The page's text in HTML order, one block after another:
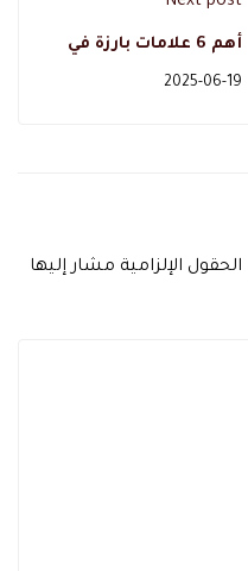
أهم 6 علامات بارزة في
المريض المتمرد،
2025-06-19
الحقول الإلزامية مشار إليها